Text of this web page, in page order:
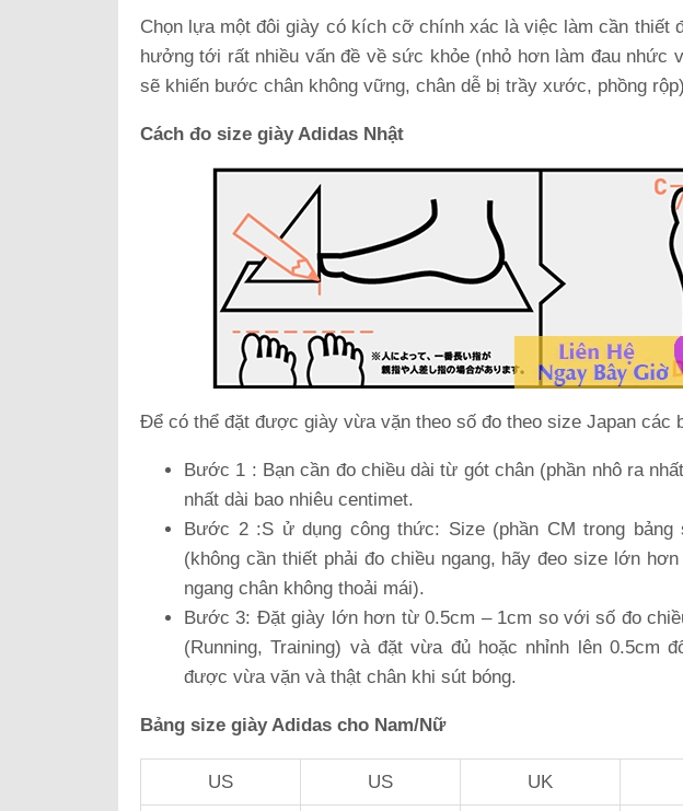
Chọn lựa một đôi giày có kích cỡ chính xác là việc làm cần thiết
hưởng tới rất nhiều vấn đề về sức khỏe (nhỏ hơn làm đau nhức
sẽ khiến bước chân không vững, chân dễ bị trầy xước, phồng
Cách đo size giày Adidas Nhật
Để có thể đặt được giày vừa vặn theo số đo theo size Japan các
Bước 1 : Bạn cần đo chiều dài từ gót chân (phần nhô ra
nhất dài bao nhiêu centimet.
Bước 2 :S ử dụng công thức: Size (phần CM trong
(không cần thiết phải đo chiều ngang, hãy đeo size lớn
ngang chân không thoải mái).
Bước 3: Đặt giày lớn hơn từ 0.5cm – 1cm so với số đo
(Running, Training) và đặt vừa đủ hoặc nhỉnh lên 0.5cm
được vừa vặn và thật chân khi sút bóng.
Bảng size giày Adidas cho Nam/Nữ
US US UK